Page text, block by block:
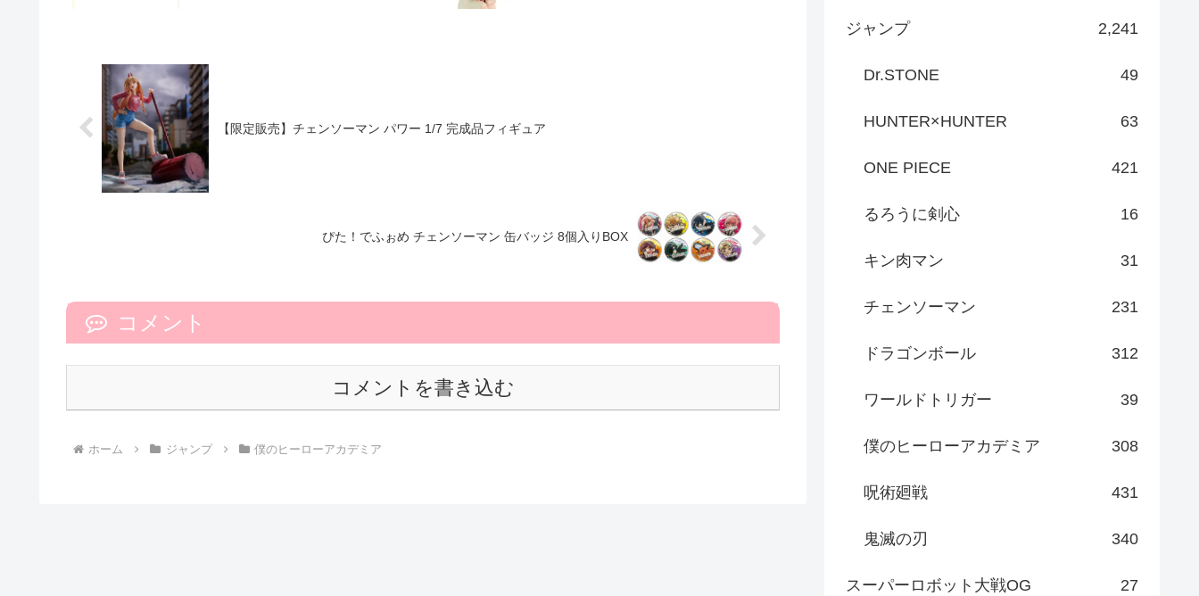
【限定販売】チェンソーマン パワー 1/7 完成品フィギュア
ぴた！でふぉめ チェンソーマン 缶バッジ 8個入りBOX
コメント
コメントを書き込む
ホーム ジャンプ 僕のヒーローアカデミア
ジャンプ 2,241
Dr.STONE 49
HUNTER×HUNTER 63
ONE PIECE 421
るろうに剣心 16
キン肉マン 31
チェンソーマン 231
ドラゴンボール 312
ワールドトリガー 39
僕のヒーローアカデミア 308
呪術廻戦 431
鬼滅の刃 340
スーパーロボット大戦OG 27